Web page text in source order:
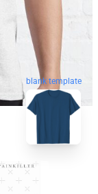
blank template